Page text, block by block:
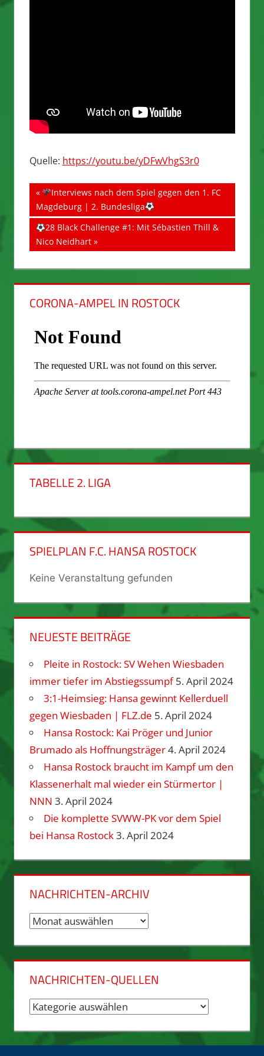
Quelle: https://youtu.be/yDFwVhgS3r0
Beitragsnavigation
Vorheriger
Beitrag:
Interviews nach dem Spiel gegen den 1. FC
Magdeburg | 2. Bundesliga
Nächster
Beitrag:
28 Black Challenge #1: Mit Sébastien Thill &
Nico Neidhart
CORONA-AMPEL IN ROSTOCK
TABELLE 2. LIGA
SPIELPLAN F.C. HANSA ROSTOCK
Keine Veranstaltung gefunden
NEUESTE BEITRÄGE
Pleite in Rostock: SV Wehen Wiesbaden
immer tiefer im Abstiegssumpf 5. April 2024
3:1-Heimsieg: Hansa gewinnt Kellerduell
gegen Wiesbaden | FLZ.de 5. April 2024
Hansa Rostock: Kai Pröger und Junior
Brumado als Hoffnungsträger4. April 2024
Hansa Rostock braucht im Kampf um den
Klassenerhalt mal wieder ein Stürmertor |
NNN 3. April 2024
Die komplette SVWW-PK vor dem Spiel
bei Hansa Rostock3. April 2024
NACHRICHTEN-ARCHIV
Nachrichten-
NACHRICHTEN-QUELLEN
Nachrichten-